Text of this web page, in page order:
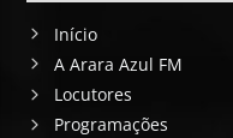
Início
A Arara Azul FM
Locutores
Programações